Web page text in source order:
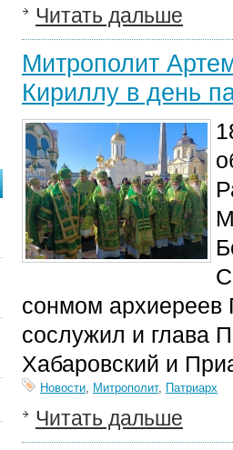
Читать дальше
Митрополит
Кириллу в день
сонмом архиереев
сослужил и глава
Хабаровский и
Новости, Митрополит, Патриарх
Читать дальше